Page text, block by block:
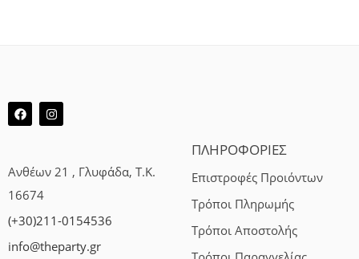
Ανθέων 21 , Γλυφάδα, Τ.Κ.
16674
(+30)211-0154536
info@theparty.gr
ΠΛΗΡΟΦΟΡΙΕΣ
Επιστροφές Προιόντων
Τρόποι Πληρωμής
Τρόποι Αποστολής